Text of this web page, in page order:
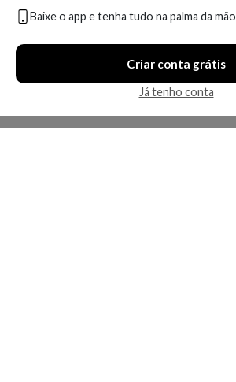
Baixe o app e tenha tudo na palma da mão
Criar conta grátis
Já tenho conta